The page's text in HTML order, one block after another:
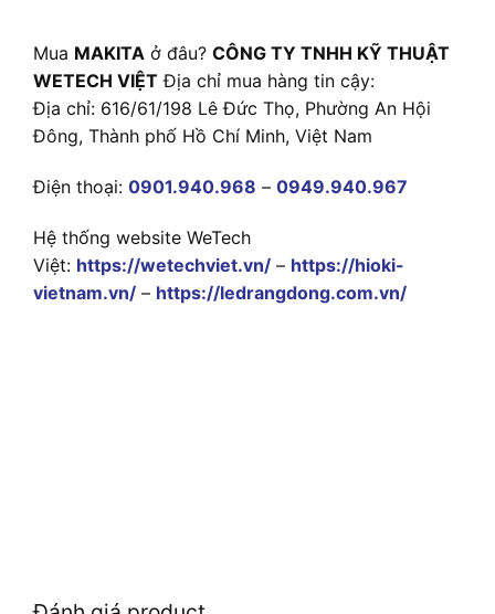
Mua MAKITA ở đâu? CÔNG TY TNHH KỸ THUẬT
WETECH VIỆT Địa chỉ mua hàng tin cậy:
Địa chỉ: 616/61/198 Lê Đức Thọ, Phường An Hội
Đông, Thành phố Hồ Chí Minh, Việt Nam
Điện thoại: 0901.940.968 – 0949.940.967
Hệ thống website WeTech
Việt: https://wetechviet.vn/ – https://hioki-
vietnam.vn/ – https://ledrangdong.com.vn/